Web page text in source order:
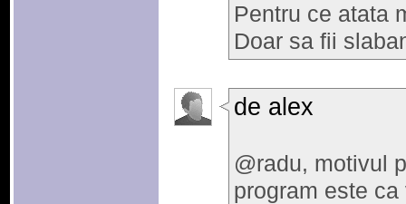
Pentru ce atata
Doar sa fii
de alex
@radu, motivul
program este